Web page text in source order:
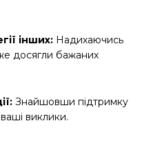
інших: Надихаючись
досягли бажаних
Знайшовши підтримку
виклики.